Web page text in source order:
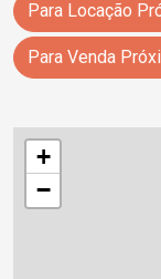
Para Locação
Para Venda
+
−